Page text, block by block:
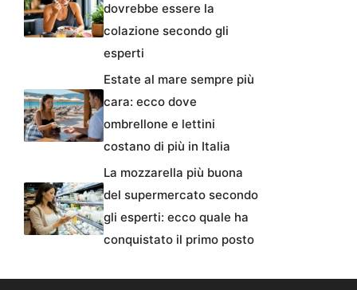
dovrebbe essere la
colazione secondo gli
esperti
Estate al mare sempre più
cara: ecco dove
ombrellone e lettini
costano di più in Italia
La mozzarella più buona
del supermercato secondo
gli esperti: ecco quale ha
conquistato il primo posto